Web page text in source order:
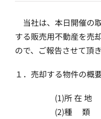
当社は、本日開催の
する販売用不動産を売
ので、ご報告させて頂き
１．売却する物件の概
(1)所 在
(2)種